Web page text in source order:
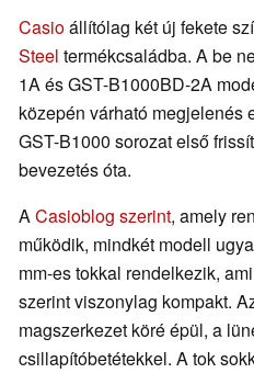
Casioállítólag két új fekete
Steel termékcsaládba. A be
1A és GST-B1000BD-2A
közepén várható megjelenés
GST-B1000 sorozat első
bevezetés óta.
ACasioblog szerint, amely
működik, mindkét modell
mm-es tokkal rendelkezik,
szerint viszonylag kompakt.
magszerkezet köré épül, a
csillapítóbetétekkel. A tok